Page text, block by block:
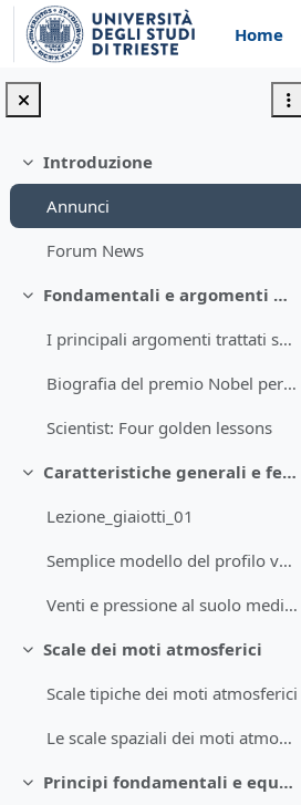
Vai al contenuto principale
Home
Minimizza
Introduzione
Annunci
Forum News
Minimizza
Fondamentali e argomenti del corso
I principali argomenti trattati sono: Caratter...
Biografia del premio Nobel per la fisica Steven Weinberg
Scientist: Four golden lessons
Minimizza
Caratteristiche generali e fenomenologia dell'atmosfera terrestre
Lezione_giaiotti_01
Semplice modello del profilo verticale della temperatura atmosferica
Venti e pressione al suolo medi mensili
Minimizza
Scale dei moti atmosferici
Scale tipiche dei moti atmosferici
Le scale spaziali dei moti atmosferici
Minimizza
Principi fondamentali e equazioni di conservazione